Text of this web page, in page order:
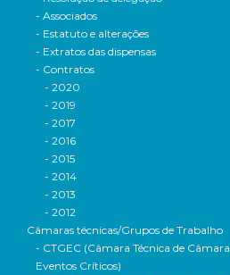
- Associados
- Estatuto e alterações
- Extratos das dispensas
- Contratos
- 2020
- 2019
- 2017
- 2016
- 2015
- 2014
- 2013
- 2012
Câmaras técnicas/Grupos de Trabalho
- CTGEC (Câmara Técnica de
Eventos Críticos)